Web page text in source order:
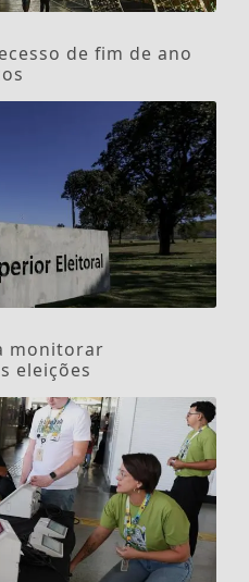
de fim de ano
monitorar
eleições